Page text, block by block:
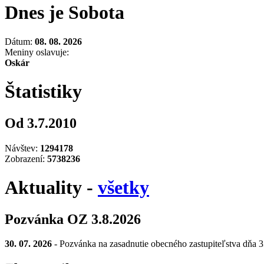
Dnes je Sobota
Dátum: 08. 08. 2026
Meniny oslavuje:
Oskár
Štatistiky
Od 3.7.2010
Návštev: 1294178
Zobrazení: 5738236
Aktuality - všetky
Pozvánka OZ 3.8.2026
30. 07. 2026 - Pozvánka na zasadnutie obecného zastupiteľstva dňa